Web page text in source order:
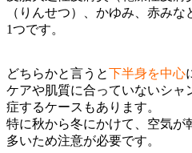
（りんせつ）、かゆみ、赤み
1つです。
どちらかと言うと下半身を中心
ケアや肌質に合っていないシャ
症するケースもあります。
特に秋から冬にかけて、空気が
多いため注意が必要です。